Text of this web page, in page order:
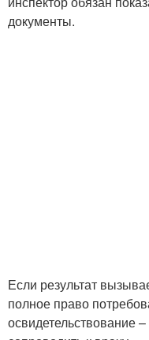
документы.
Если результат
полное право
освидетельствование